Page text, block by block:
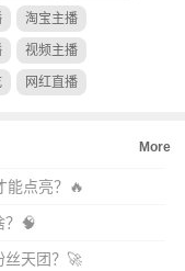
淘宝主播
视频主播
网红直播
More
能点亮？🔥
？🧠
丝天团？🚀